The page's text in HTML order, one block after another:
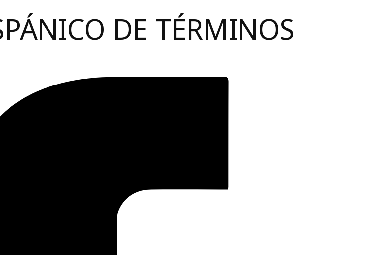
DE TÉRMINOS